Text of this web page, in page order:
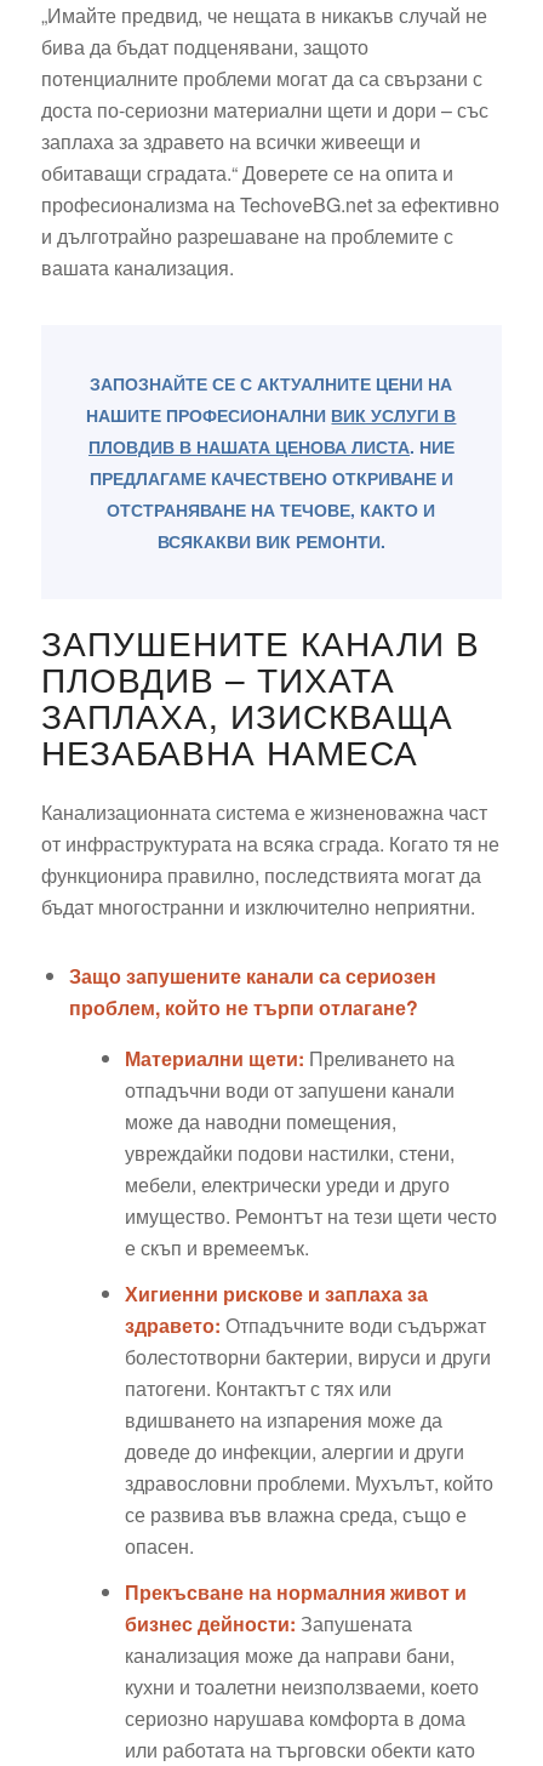
„Имайте предвид, че нещата в никакъв случай не
бива да бъдат подценявани, защото
потенциалните проблеми могат да са свързани с
доста по-сериозни материални щети и дори – със
заплаха за здравето на всички живеещи и
обитаващи сградата.“ Доверете се на опита и
професионализма на TechoveBG.net за ефективно
и дълготрайно разрешаване на проблемите с
вашата канализация.
ЗАПОЗНАЙТЕ СЕ С АКТУАЛНИТЕ ЦЕНИ НА
НАШИТЕ ПРОФЕСИОНАЛНИ ВИК УСЛУГИ В
ПЛОВДИВ В НАШАТА ЦЕНОВА ЛИСТА. НИЕ
ПРЕДЛАГАМЕ КАЧЕСТВЕНО ОТКРИВАНЕ И
ОТСТРАНЯВАНЕ НА ТЕЧОВЕ, КАКТО И
ВСЯКАКВИ ВИК РЕМОНТИ.
ЗАПУШЕНИТЕ КАНАЛИ В
ПЛОВДИВ – ТИХАТА
ЗАПЛАХА, ИЗИСКВАЩА
НЕЗАБАВНА НАМЕСА
Канализационната система е жизненоважна част
от инфраструктурата на всяка сграда. Когато тя не
функционира правилно, последствията могат да
бъдат многостранни и изключително неприятни.
Защо запушените канали са сериозен
проблем, който не търпи отлагане?
Материални щети: Преливането на
отпадъчни води от запушени канали
може да наводни помещения,
увреждайки подови настилки, стени,
мебели, електрически уреди и друго
имущество. Ремонтът на тези щети често
е скъп и времеемък.
Хигиенни рискове и заплаха за
здравето: Отпадъчните води съдържат
болестотворни бактерии, вируси и други
патогени. Контактът с тях или
вдишването на изпарения може да
доведе до инфекции, алергии и други
здравословни проблеми. Мухълът, който
се развива във влажна среда, също е
опасен.
Прекъсване на нормалния живот и
бизнес дейности: Запушената
канализация може да направи бани,
кухни и тоалетни неизползваеми, което
сериозно нарушава комфорта в дома
или работата на търговски обекти като